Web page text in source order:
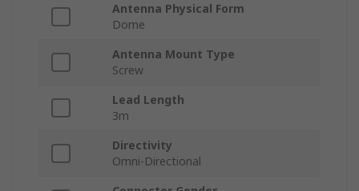
Antenna Physical Form
Dome
Antenna Mount Type
Screw
Lead Length
3m
Directivity
Omni-Directional